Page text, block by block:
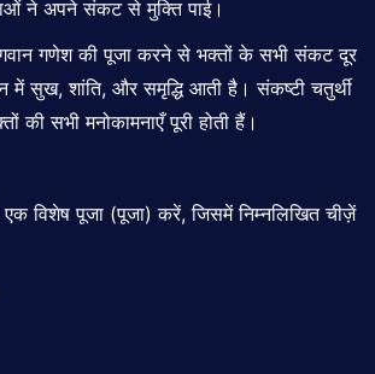
ने अपने संकट से मुक्ति पाई।
गणेश की पूजा करने से भक्तों के सभी संकट दूर
सुख, शांति, और समृद्धि आती है। संकष्टी चतुर्थी
की सभीमनोकामनाएँपूरी होती हैं।
विशेष पूजा (पूजा) करें, जिसमें निम्नलिखित चीज़ें